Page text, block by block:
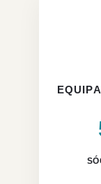
EQUIPA